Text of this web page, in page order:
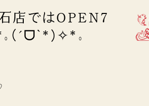
店ではOPEN7
｡(ˊᗜˋ*)✧*｡